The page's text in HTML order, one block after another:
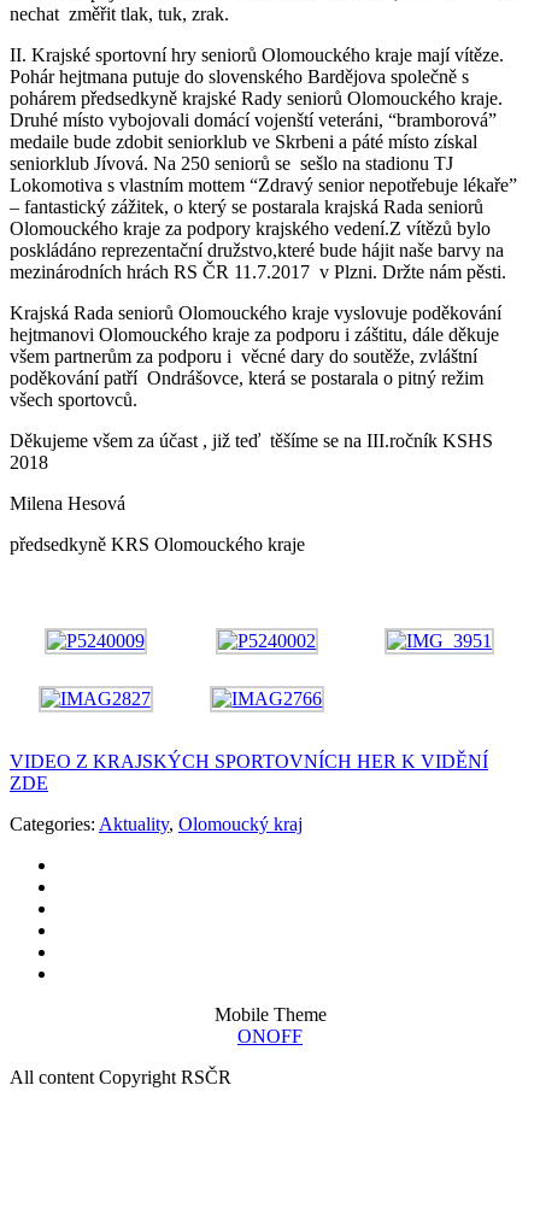
nechat změřit tlak, tuk, zrak.
II. Krajské sportovní hry seniorů Olomouckého kraje mají vítěze.
Pohár hejtmana putuje do slovenského Bardějova společně s
pohárem předsedkyně krajské Rady seniorů Olomouckého kraje.
Druhé místo vybojovali domácí vojenští veteráni, “bramborová”
medaile bude zdobit seniorklub ve Skrbeni a páté místo získal
seniorklub Jívová. Na 250 seniorů se sešlo na stadionu TJ
Lokomotiva s vlastním mottem “Zdravý senior nepotřebuje lékaře”
– fantastický zážitek, o který se postarala krajská Rada seniorů
Olomouckého kraje za podpory krajského vedení.Z vítězů bylo
poskládáno reprezentační družstvo,které bude hájit naše barvy na
mezinárodních hrách RS ČR 11.7.2017 v Plzni. Držte nám pěsti.
Krajská Rada seniorů Olomouckého kraje vyslovuje poděkování
hejtmanovi Olomouckého kraje za podporu i záštitu, dále děkuje
všem partnerům za podporu i věcné dary do soutěže, zvláštní
poděkování patří Ondrášovce, která se postarala o pitný režim
všech sportovců.
Děkujeme všem za účast , již teď těšíme se na III.ročník KSHS
2018
Milena Hesová
předsedkyně KRS Olomouckého kraje
VIDEO Z KRAJSKÝCH SPORTOVNÍCH HER K VIDĚNÍ
ZDE
Categories: Aktuality, Olomoucký kraj
Mobile Theme
ONOFF
All content Copyright RSČR